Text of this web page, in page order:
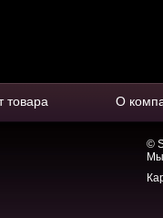
товара О
©
Мы